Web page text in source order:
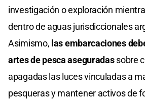
investigación o exploración
dentro de aguas jurisdiccionales
Asimismo, las embarcaciones
artes de pesca aseguradassobre
apagadas las luces vinculadas a
pesqueras y mantener activos de